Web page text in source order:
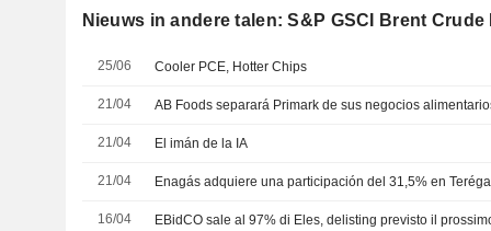
Nieuws in andere talen: S&P GSCI Brent Crude
25/06 Cooler PCE, Hotter Chips
21/04 AB Foods separará Primark de sus negocios
21/04 El imán de la IA
21/04
16/04 EBidCO sale al 97% di Eles, delisting previsto il